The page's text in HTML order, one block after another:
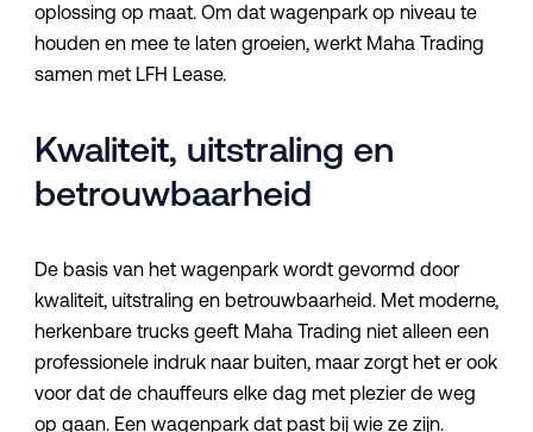
oplossing op maat. Om dat wagenpark op niveau te
houden en mee te laten groeien, werkt Maha Trading
samen met LFH Lease.
Kwaliteit, uitstraling en
betrouwbaarheid
De basis van het wagenpark wordt gevormd door
kwaliteit, uitstraling en betrouwbaarheid. Met moderne,
herkenbare trucks geeft Maha Trading niet alleen een
professionele indruk naar buiten, maar zorgt het er ook
voor dat de chauffeurs elke dag met plezier de weg
op gaan. Een wagenpark dat past bij wie ze zijn.